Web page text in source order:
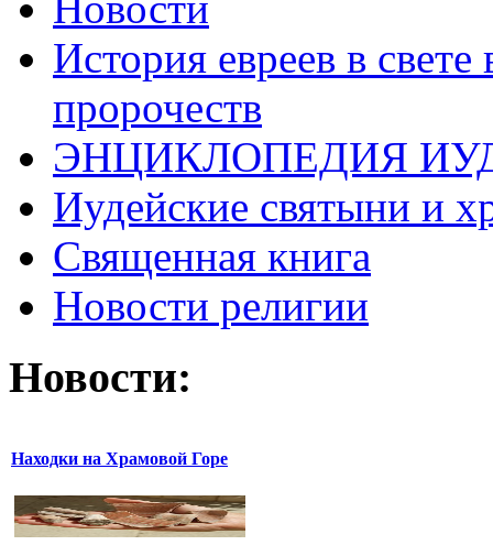
История евреев в
пророчеств
ЭНЦИКЛОПЕДИЯ
Иудейские святыни и
Священная книга
Новости религии
Новости:
Находки на Храмовой Горе